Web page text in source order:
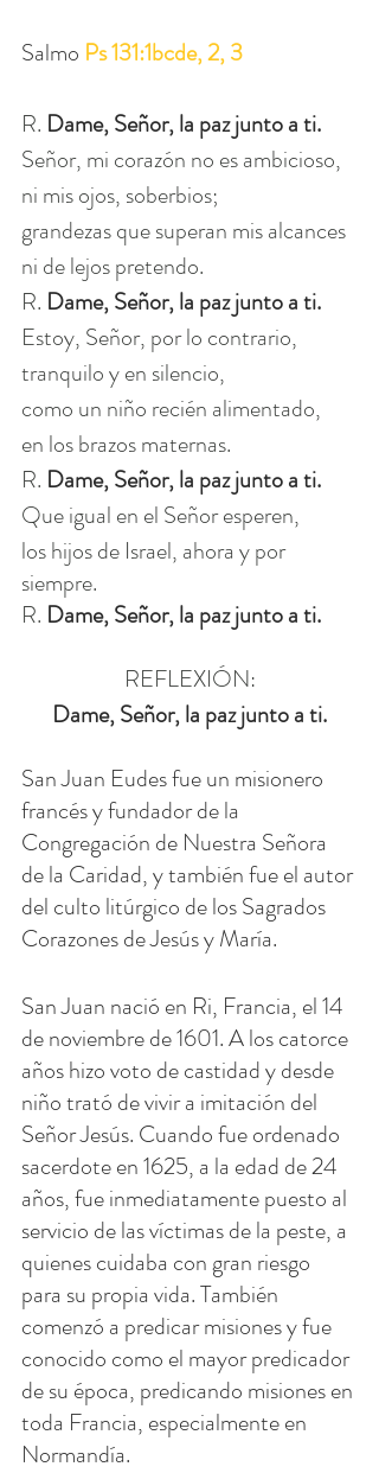
Salmo Ps 131:1bcde, 2, 3
R. Dame, Señor, la paz junto a ti.
Señor, mi corazón no es ambicioso,
ni mis ojos, soberbios;
grandezas que superan mis alcances
ni de lejos pretendo.
R. Dame, Señor, la paz junto a ti.
Estoy, Señor, por lo contrario,
tranquilo y en silencio,
como un niño recién alimentado,
en los brazos maternas.
R. Dame, Señor, la paz junto a ti.
Que igual en el Señor esperen,
los hijos de Israel, ahora y por
siempre.
R. Dame, Señor, la paz junto a ti.
REFLEXIÓN:
Dame, Señor, la paz junto a ti.
San Juan Eudes fue un misionero
francés y fundador de la
Congregación de Nuestra Señora
de la Caridad, y también fue el autor
del culto litúrgico de los Sagrados
Corazones de Jesús y María.
San Juan nació en Ri, Francia, el 14
de noviembre de 1601. A los catorce
años hizo voto de castidad y desde
niño trató de vivir a imitación del
Señor Jesús. Cuando fue ordenado
sacerdote en 1625, a la edad de 24
años, fue inmediatamente puesto al
servicio de las víctimas de la peste, a
quienes cuidaba con gran riesgo
para su propia vida. También
comenzó a predicar misiones y fue
conocido como el mayor predicador
de su época, predicando misiones en
toda Francia, especialmente en
Normandía.